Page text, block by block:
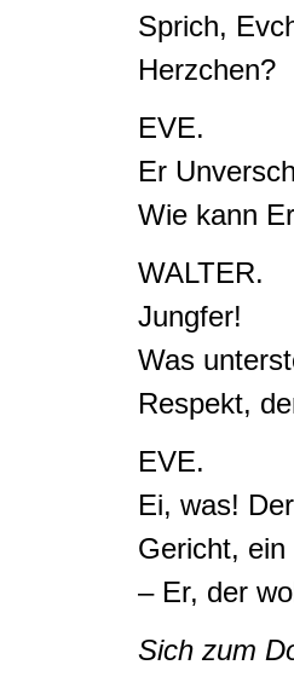
Sprich,
Herzchen?
EVE.
Er
Wie kann
WALTER.
Jungfer!
Was
Respekt,
EVE.
Ei, was!
Gericht,
– Er, der
Sich zum